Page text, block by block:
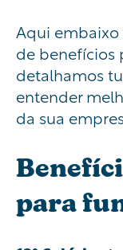
Aqui embaixo
de benefícios
detalhamos
entender
da sua
para